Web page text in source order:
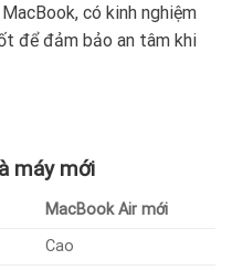
có kinh nghiệm
để đảm bảo an tâm khi
máy mới
MacBook Air mới
Cao